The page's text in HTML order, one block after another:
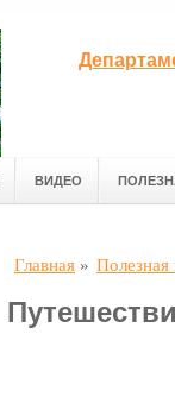
ВИДЕО
Главная »